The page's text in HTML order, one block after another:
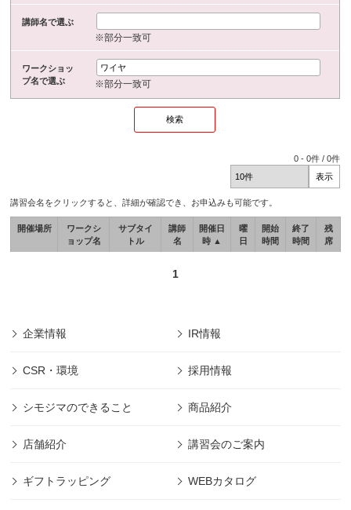
講師名で選ぶ
※部分一致可
ワークショッ
プ名で選ぶ
※部分一致可
0 -0件 /0件
講習会名をクリックすると、詳細が確認でき、お申込みも可能です。
開催場所
ワークシ
ョップ名
サブタイ
トル
講師
名
開催日
時 ▲
曜
日
開始
時間
終了
時間
残
席
1
企業情報 IR情報
CSR・環境 採用情報
シモジマのできること 商品紹介
店舗紹介 講習会のご案内
ギフトラッピング WEBカタログ